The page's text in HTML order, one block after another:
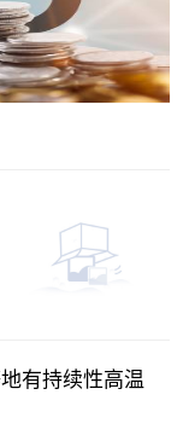
有持续性高温